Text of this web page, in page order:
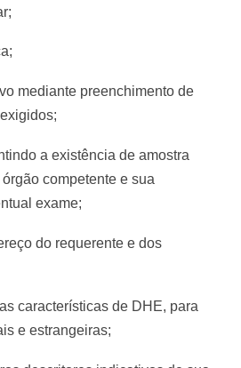
mediante preenchimento de
a existência de amostra
competente e sua
exame;
do requerente e dos
características de DHE, para
e estrangeiras;